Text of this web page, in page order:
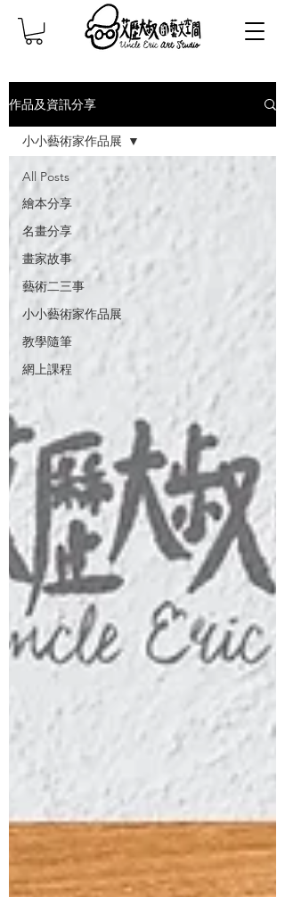
作品及資訊分享
All Posts
繪本分享
名畫分享
畫家故事
藝術二三事
小小藝術家作品展
教學隨筆
網上課程
小小藝術家作品展